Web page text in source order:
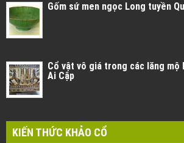
Gốm sứ men ngọc Long tuyền
Cổ vật vô giá trong các lăng mộ
Ai Cập
KIẾN THỨC KHẢO CỔ